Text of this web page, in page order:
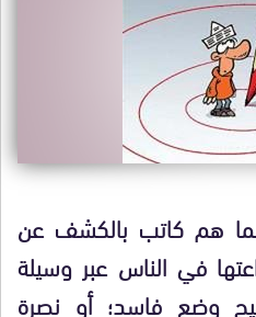
هم كاتب بالكشف عن
في الناس عبر وسيلة
وضع فاسد؛ أو نصرة